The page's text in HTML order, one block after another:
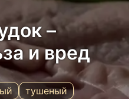
–
и вред
тушеный